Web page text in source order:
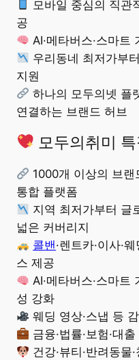
모바일 중심의 직관
공
AI·메타버스·스마
우리동네 최저가부
지원
하나의 모두의넷 플
연결하는 브랜드 허브
모두의취미 특
1000개 이상의 브
통합 플랫폼
지역 최저가부터 글
넓은 커버리지
콜밴·렌트카·이사·
스 제공
AI·메타버스·스마
성 강화
웨딩 영상·스냅 등
금융·법률·보험·대
건강·뷰티·반려동